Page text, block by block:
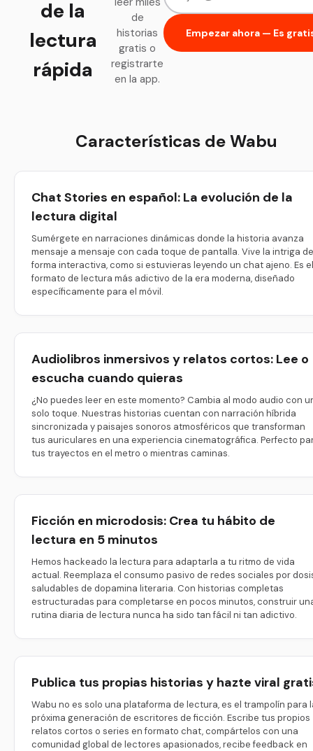
de la
lectura
rápida
de
historias
gratis o
registrarte
en la app.
Empezar ahora — Es
Características de Wabu
Chat Stories en español: La evolución de la
lectura digital
Sumérgete en narraciones dinámicas donde la historia avanza
mensaje a mensaje con cada toque de pantalla. Vive la intriga de
forma interactiva, como si estuvieras leyendo un chat ajeno. Es el
formato de lectura más adictivo de la era moderna, diseñado
específicamente para el móvil.
Audiolibros inmersivos y relatos cortos: Lee o
escucha cuando quieras
¿No puedes leer en este momento? Cambia al modo audio con
solo toque. Nuestras historias cuentan con narración híbrida
sincronizada y paisajes sonoros atmosféricos que transforman
tus auriculares en una experiencia cinematográfica. Perfecto
tus trayectos en el metro o mientras caminas.
Ficción en microdosis: Crea tu hábito de
lectura en 5 minutos
Hemos hackeado la lectura para adaptarla a tu ritmo de vida
actual. Reemplaza el consumo pasivo de redes sociales por
saludables de dopamina literaria. Con historias completas
estructuradas para completarse en pocos minutos, construir
rutina diaria de lectura nunca ha sido tan fácil ni tan adictivo.
Publica tus propias historias y hazte viral
Wabu no es solo una plataforma de lectura, es el trampolín para
próxima generación de escritores de ficción. Escribe tus propios
relatos cortos o series en formato chat, compártelos con una
comunidad global de lectores apasionados, recibe feedback en